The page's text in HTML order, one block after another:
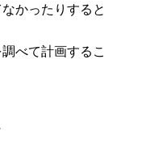
かったりすると
べて計画するこ